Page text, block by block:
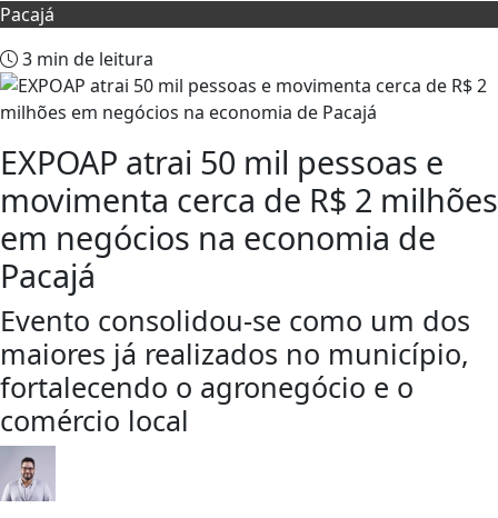
Pacajá
3 min de leitura
EXPOAP atrai 50 mil pessoas e
movimenta cerca de R$ 2 milhões
em negócios na economia de
Pacajá
Evento consolidou-se como um dos
maiores já realizados no município,
fortalecendo o agronegócio e o
comércio local